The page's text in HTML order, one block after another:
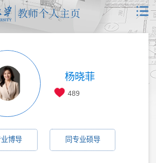
杨晓菲
489
业博导 同专业硕导